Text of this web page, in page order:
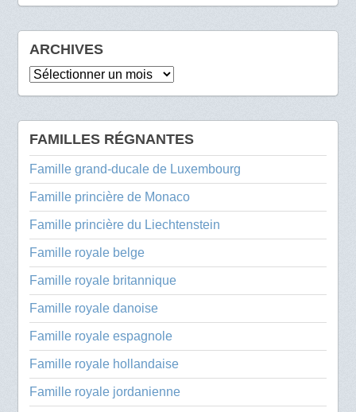
ARCHIVES
Archives
FAMILLES RÉGNANTES
Famille grand-ducale de Luxembourg
Famille princière de Monaco
Famille princière du Liechtenstein
Famille royale belge
Famille royale britannique
Famille royale danoise
Famille royale espagnole
Famille royale hollandaise
Famille royale jordanienne